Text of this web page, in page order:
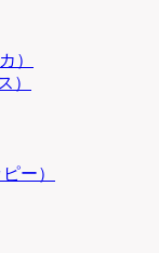
）
）
ー）